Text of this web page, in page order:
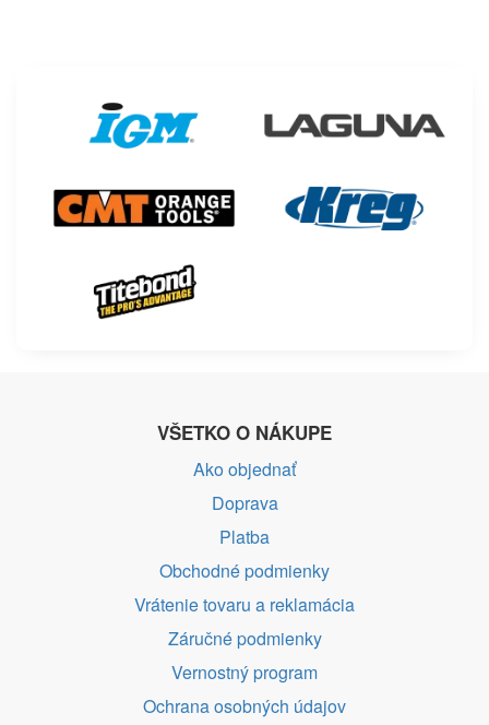
VŠETKO O NÁKUPE
Ako objednať
Doprava
Platba
Obchodné podmienky
Vrátenie tovaru a reklamácia
Záručné podmienky
Vernostný program
Ochrana osobných údajov